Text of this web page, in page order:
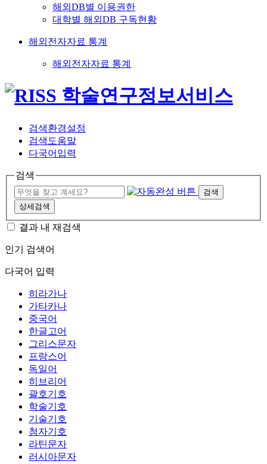
해외DB별 이용권한
대학별 해외DB 구독현황
해외전자자료 통계
해외전자자료 통계
검색환경설정
검색도움말
다국어입력
검색
검색
상세검색
결과 내 재검색
인기 검색어
다국어 입력
히라가나
가타카나
중국어
한글고어
그리스문자
프랑스어
독일어
히브리어
괄호기호
학술기호
기술기호
첨자기호
라틴문자
러시아문자